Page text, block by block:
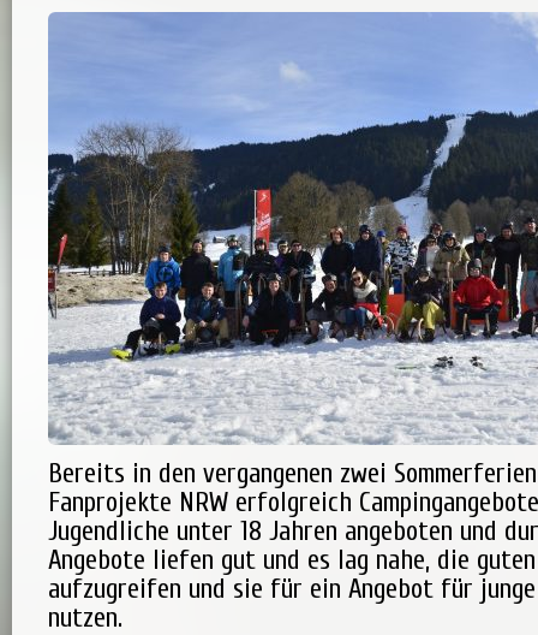
Bereits in den vergangenen zwei
Fanprojekte NRW erfolgreich
Jugendliche unter 18 Jahren angeboten und
Angebote liefen gut und es lag nahe, die
aufzugreifen und sie für ein Angebot für junge
nutzen.